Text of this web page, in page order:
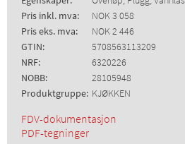
Pris inkl. mva:
NOK 3 058
Pris eks. mva:
NOK 2 446
GTIN:
5708563113209
NRF:
6320226
NOBB:
28105948
Produktgruppe: KJØKKEN
FDV-dokumentasjon
PDF-tegninger